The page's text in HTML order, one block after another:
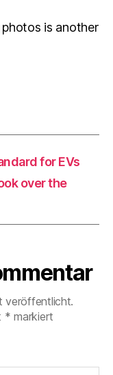
is another
for EVs
over the
veröffentlicht.
* markiert